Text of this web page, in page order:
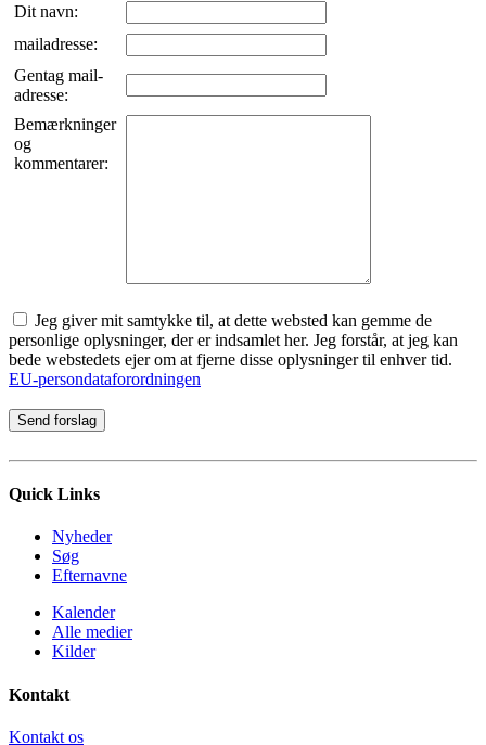
Dit navn:
mailadresse:
Gentag mail-
adresse:
Bemærkninger
og
kommentarer:
Jeg giver mit samtykke til, at dette websted kan gemme de
personlige oplysninger, der er indsamlet her. Jeg forstår, at jeg kan
bede webstedets ejer om at fjerne disse oplysninger til enhver tid.
EU-persondataforordningen
Quick Links
Nyheder
Søg
Efternavne
Kalender
Alle medier
Kilder
Kontakt
Kontakt os